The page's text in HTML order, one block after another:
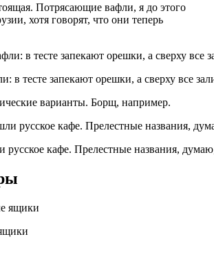
Потрясающие вафли, я до этого
хотя говорят, что они теперь
в тесте запекают орешки, а сверху все
варианты. Борщ, например.
кафе. Прелестные названия,